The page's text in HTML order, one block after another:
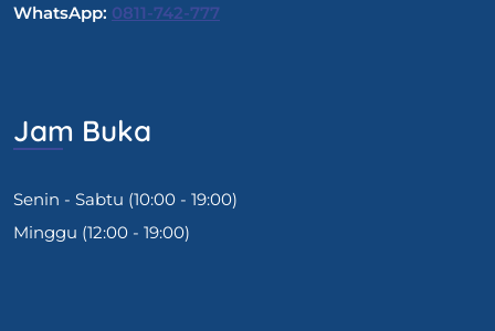
WhatsApp: 0811-742-777
Jam Buka
Senin - Sabtu (10:00 - 19:00)
Minggu (12:00 - 19:00)